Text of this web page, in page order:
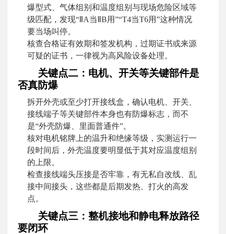
爆型式、气体组别和温度组别与现场危险区域等
级匹配，发现“ⅡA当ⅡB用”“T4当T6用”这种情况
要当场叫停。
核查合格证有效期和签发机构，过期证书或来源
可疑的证书，一律视为高风险设备处理。
关键点二：电机、开关等关键部件是
否真防爆
拆开外壳或至少打开接线盒，确认电机、开关、
接线端子等关键部件本身也有防爆标志，而不
是“外壳防爆、里面普通件”。
核对电机铭牌上的温升和绝缘等级，实测运行一
段时间后，外壳温度要明显低于其对应温度组别
的上限。
检查接线端头压接是否牢靠，有无私自改线、乱
接中间接头，这些都是后期发热、打火的高发
点。
关键点三：整机接地和静电释放路径
要闭环